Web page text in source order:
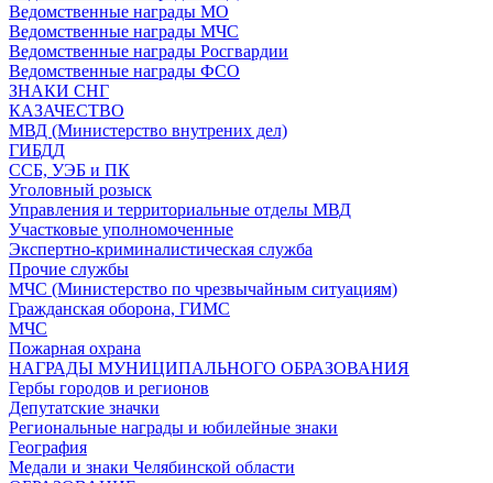
Ведомственные награды МО
Ведомственные награды МЧС
Ведомственные награды Росгвардии
Ведомственные награды ФСО
ЗНАКИ СНГ
КАЗАЧЕСТВО
МВД (Министерство внутрених дел)
ГИБДД
ССБ, УЭБ и ПК
Уголовный розыск
Управления и территориальные отделы МВД
Участковые уполномоченные
Экспертно-криминалистическая служба
Прочие службы
МЧС (Министерство по чрезвычайным ситуациям)
Гражданская оборона, ГИМС
МЧС
Пожарная охрана
НАГРАДЫ МУНИЦИПАЛЬНОГО ОБРАЗОВАНИЯ
Гербы городов и регионов
Депутатские значки
Региональные награды и юбилейные знаки
География
Медали и знаки Челябинской области